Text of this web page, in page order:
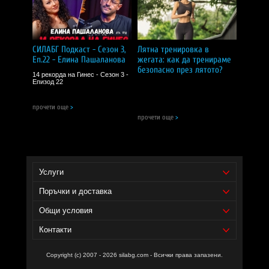
Пазете далеч от деца!
Съхранявайте на сухо и хладно място!
Не използвайте как заместител на разнообразното
хранене!
СИЛА БГ ТИЙМ!
Доставчик на продукта - И фудс ЕООД.
СИЛАБГ Подкаст - Сезон 3,
Еп.22 - Елина Пашаланова
14 рекорда на Гинес - Сезон 3 -
Епизод 22
прочети още >
Лятна тренировка в
жегата: как да тренираме
безопасно през лятото?
прочети още >
Услуги
Поръчки и доставка
Общи условия
Контакти
Copyright (c) 2007 - 2026 silabg.com - Всички права запазени.